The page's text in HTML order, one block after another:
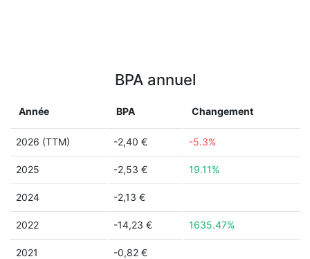
BPA annuel
Année BPA Changement
2026 (TTM) -2,40 € -5.3%
2025 -2,53 € 19.11%
2024 -2,13 €
2022 -14,23 € 1635.47%
2021 -0,82 €